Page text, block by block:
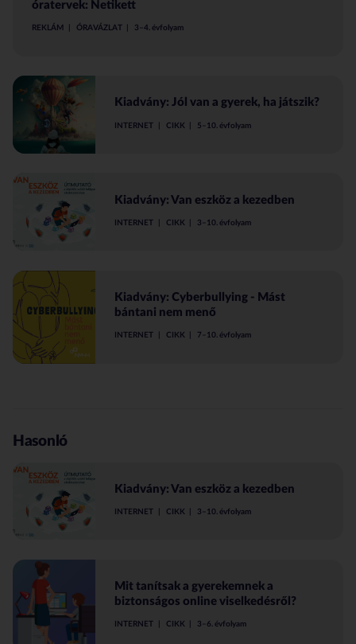
óratervek: Netikett
REKLÁM ÓRAVÁZLAT 3–4. évfolyam
Kiadvány: Jól van a gyerek, ha játszik?
INTERNET CIKK 5–10. évfolyam
Kiadvány: Van eszköz a kezedben
INTERNET CIKK 3–10. évfolyam
Kiadvány: Cyberbullying - Mást
bántani nem menő
INTERNET CIKK 7–10. évfolyam
Hasonló
Kiadvány: Van eszköz a kezedben
INTERNET CIKK 3–10. évfolyam
Mit tanítsak a gyerekemnek a
biztonságos online viselkedésről?
INTERNET CIKK 3–6. évfolyam